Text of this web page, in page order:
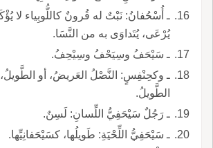
ـ أُسْحُفانُ: نَبْتٌ له قُرونٌ كاللُّوبِياء لا
يُرْعَى، يُتَداوَى به من النَّسَا.
ـ سَيْحَفُ وسِيَحْفُ وسِيْحِفُ.
ـ وكحِنْفِسٍ: النَّصْلُ العَريضُ، أو
الطَّويلُ.
ـ رَجُلٌ سَيْحَفِيُّ اللِّسانِ: لَسِنٌ.
ـ سَيْحَفِيُّ اللِّحْيَةِ: طَويلُها، كسَيْحَفانِيِّها.